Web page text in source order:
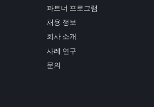
파트너 프로그램
채용 정보
회사 소개
사례 연구
문의